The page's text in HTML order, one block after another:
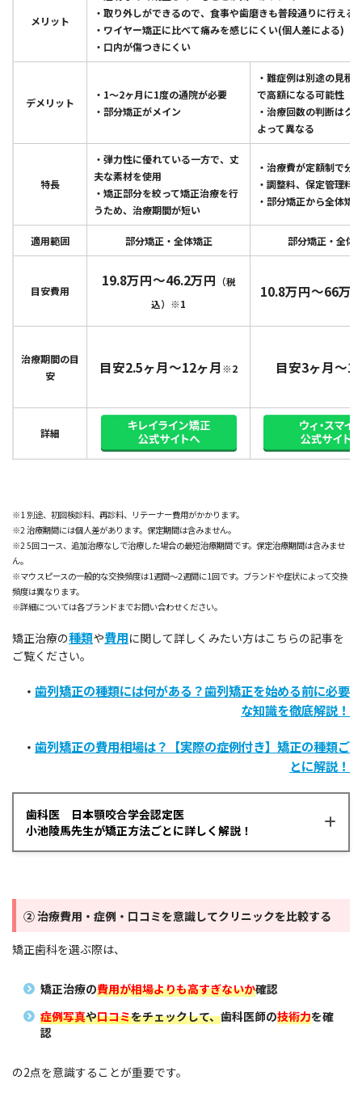
メリット
・取り外しができるので、食事や歯磨きも普段通りに行える
・ワイヤー矯正に比べて痛みを感じにくい(個人差による)
・口内が傷つきにくい
デメリット
・1～2ヶ月に1度の通院が必要
・部分矯正がメイン
・難症例は別途の見積
で高額になる可能性
・治療回数の判断はク
よって異なる
特長
・弾力性に優れている一方で、丈
夫な素材を使用
・矯正部分を絞って矯正治療を行
うため、治療期間が短い
・治療費が定額制で分
・調整料、保定管理料
・部分矯正から全体矯
適用範囲 部分矯正・全体矯正 部分矯正・全体
目安費用
19.8万円〜46.2万円 （税
込）※1
10.8万円～66万
治療期間の目
安
目安2.5ヶ月〜12ヶ月※2 目安3ヶ月～
詳細
※1 別途、初回検診料、再診料、リテーナー費⽤がかかります。
※2 治療期間には個人差があります。保定期間は含みません。
※2 5回コース、追加治療なしで治療した場合の最短治療期間です。保定治療期間は含みませ
ん。
※マウスピースの一般的な交換頻度は1週間～2週間に1回です。ブランドや症状によって交換
頻度は異なります。
※詳細については各ブランドまでお問い合わせください。
矯正治療の種類や費用に関して詳しくみたい方はこちらの記事を
ご覧ください。
・ 歯列矯正の種類には何がある？歯列矯正を始める前に必要
な知識を徹底解説！
・ 歯列矯正の費用相場は？【実際の症例付き】矯正の種類ご
とに解説！
歯科医 日本顎咬合学会認定医
小池陵馬先生が矯正方法ごとに詳しく解説！
小池先生
患者さんの意向や症例によって最適な矯正方法
は異なります。
それぞれの矯正治療の特徴を理解することが大
ワイヤー矯正って、専門的にはどんな治療です
② 治療費用・症例・口コミを意識してクリニックを比較する
矯正歯科を選ぶ際は、
矯正治療の費用が相場よりも高すぎないか確認
症例写真や口コミをチェックして、歯科医師の技術力を確
認
の2点を意識することが重要です。